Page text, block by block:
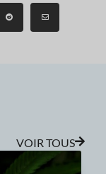
VOIR TOUS